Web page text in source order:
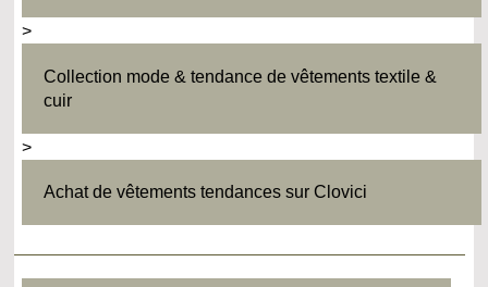
>
Collection mode & tendance de vêtements textile &
cuir
>
Achat de vêtements tendances sur Clovici